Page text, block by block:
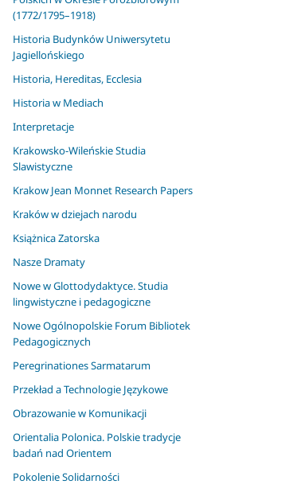
(1772/1795–1918)
Historia Budynków Uniwersytetu
Jagiellońskiego
Historia, Hereditas, Ecclesia
Historia w Mediach
Interpretacje
Krakowsko-Wileńskie Studia
Slawistyczne
Krakow Jean Monnet Research Papers
Kraków w dziejach narodu
Książnica Zatorska
Nasze Dramaty
Nowe w Glottodydaktyce. Studia
lingwistyczne i pedagogiczne
Nowe Ogólnopolskie Forum Bibliotek
Pedagogicznych
Peregrinationes Sarmatarum
Przekład a Technologie Językowe
Obrazowanie w Komunikacji
Orientalia Polonica. Polskie tradycje
badań nad Orientem
Pokolenie Solidarności